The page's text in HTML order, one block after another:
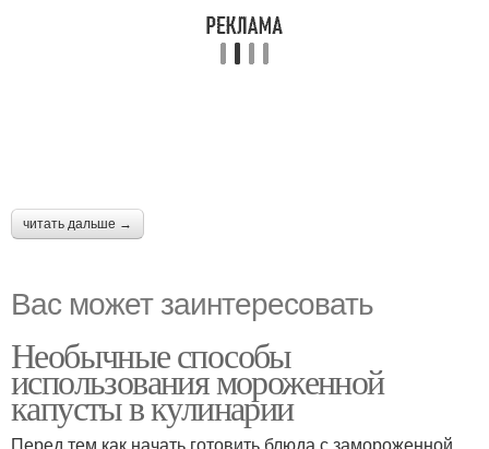
читать дальше →
Вас может заинтересовать
Необычные способы
использования мороженной
капусты в кулинарии
Перед тем как начать готовить блюда с замороженной